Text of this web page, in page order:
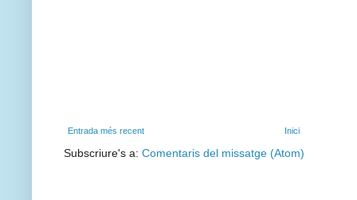
Entrada més recent Inici
Subscriure's a: Comentaris del missatge (Atom)